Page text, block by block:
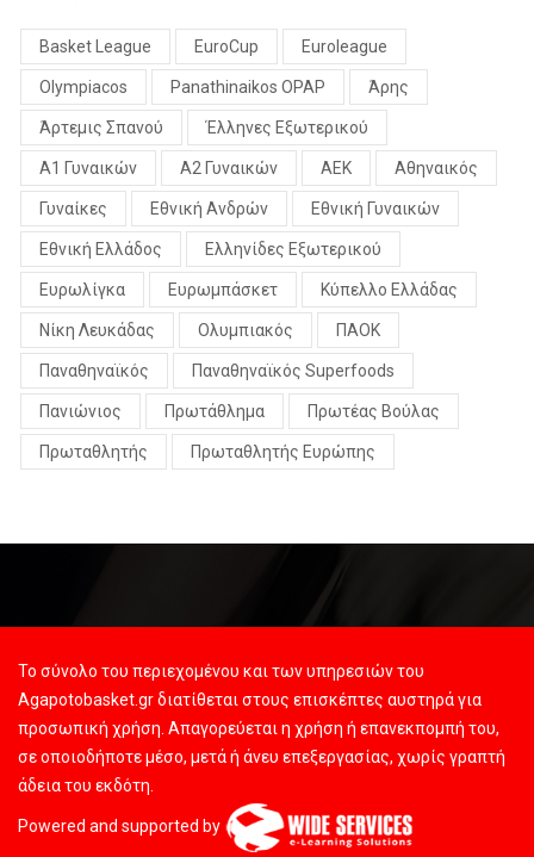
Basket League EuroCup Euroleague
Olympiacos Panathinaikos OPAP Άρης
Άρτεμις Σπανού Έλληνες Εξωτερικού
Α1 Γυναικών Α2 Γυναικών ΑΕΚ Αθηναικός
Γυναίκες Εθνική Ανδρών Εθνική Γυναικών
Εθνική Ελλάδος Ελληνίδες Εξωτερικού
Ευρωλίγκα Ευρωμπάσκετ Κύπελλο Ελλάδας
Νίκη Λευκάδας Ολυμπιακός ΠΑΟΚ
Παναθηναϊκός Παναθηναϊκός Superfoods
Πανιώνιος Πρωτάθλημα Πρωτέας Βούλας
Πρωταθλητής Πρωταθλητής Ευρώπης
Το σύνολο του περιεχομένου και των υπηρεσιών του
Agapotobasket.gr διατίθεται στους επισκέπτες αυστηρά για
προσωπική χρήση. Απαγορεύεται η χρήση ή επανεκπομπή του,
σε οποιοδήποτε μέσο, μετά ή άνευ επεξεργασίας, χωρίς γραπτή
άδεια του εκδότη.
Powered and supported by